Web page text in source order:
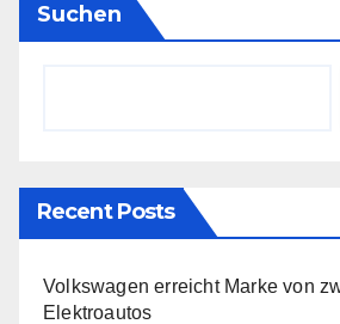
Suchen
Recent Posts
Volkswagen erreicht Marke von
Elektroautos